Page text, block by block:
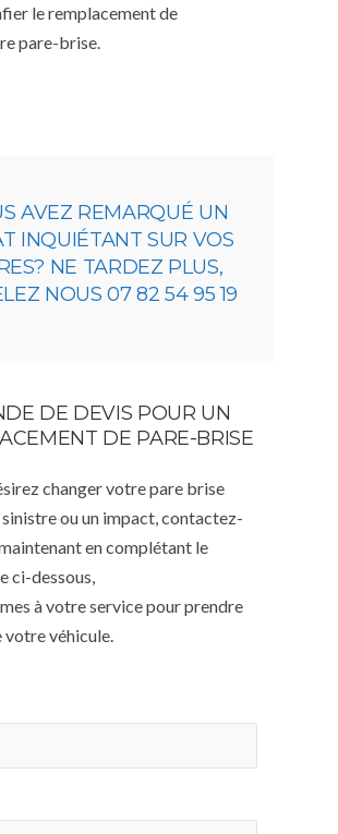
le remplacement de
pare-brise.
AVEZ REMARQUÉ UN
INQUIÉTANT SUR VOS
NE TARDEZ PLUS,
NOUS 07 82 54 95 19
DE DEVIS POUR UN
DE PARE-BRISE
changer votre pare brise
sinistre ou un impact, contactez-
en complétant le
ci-dessous,
à votre service pour prendre
votre véhicule.